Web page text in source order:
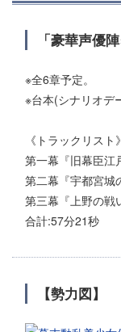
「豪華声優
※全6章予定。
※台本(シナリオデ
《トラックリスト》
第一幕『旧幕臣江
第二幕『宇都宮城
第三幕『上野の戦
合計:57分21秒
【勢力図】